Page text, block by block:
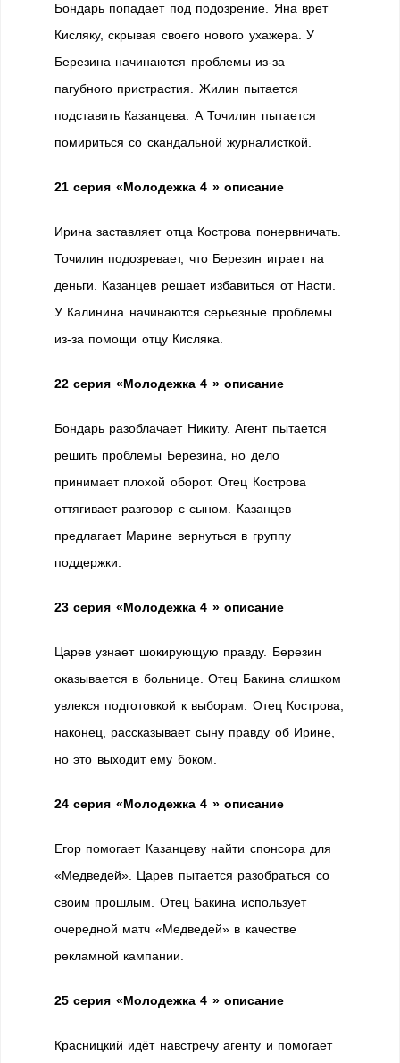
Бондарь попадает под подозрение. Яна врет
Кисляку, скрывая своего нового ухажера. У
Березина начинаются проблемы из-за
пагубного пристрастия. Жилин пытается
подставить Казанцева. А Точилин пытается
помириться со скандальной журналисткой.
21 серия «Молодежка 4 » описание
Ирина заставляет отца Кострова понервничать.
Точилин подозревает, что Березин играет на
деньги. Казанцев решает избавиться от Насти.
У Калинина начинаются серьезные проблемы
из-за помощи отцу Кисляка.
22 серия «Молодежка 4 » описание
Бондарь разоблачает Никиту. Агент пытается
решить проблемы Березина, но дело
принимает плохой оборот. Отец Кострова
оттягивает разговор с сыном. Казанцев
предлагает Марине вернуться в группу
поддержки.
23 серия «Молодежка 4 » описание
Царев узнает шокирующую правду. Березин
оказывается в больнице. Отец Бакина слишком
увлекся подготовкой к выборам. Отец Кострова,
наконец, рассказывает сыну правду об Ирине,
но это выходит ему боком.
24 серия «Молодежка 4 » описание
Егор помогает Казанцеву найти спонсора для
«Медведей». Царев пытается разобраться со
своим прошлым. Отец Бакина использует
очередной матч «Медведей» в качестве
рекламной кампании.
25 серия «Молодежка 4 » описание
Красницкий идёт навстречу агенту и помогает